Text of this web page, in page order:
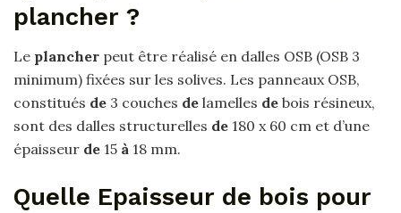
plancher ?
Le plancher peut être réalisé en dalles OSB (OSB 3
minimum) fixées sur les solives. Les panneaux OSB,
constitués de 3 couches de lamelles de bois résineux,
sont des dalles structurelles de 180 x 60 cm et d’une
épaisseur de 15 à 18 mm.
Quelle Epaisseur de bois pour